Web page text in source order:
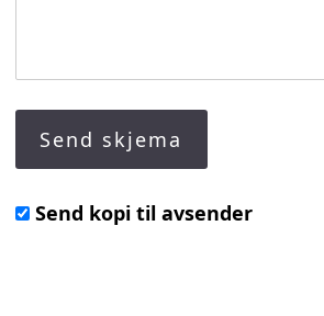
Send kopi til avsender